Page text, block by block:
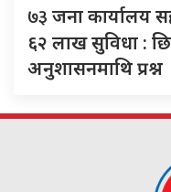
७३ जना कार्यालय
६२ लाख सुविधा :
अनुशासनमाथि प्रश्न